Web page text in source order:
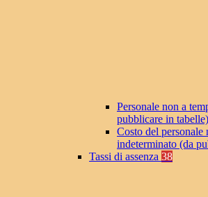
Personale non a
pubblicare in tabelle)
Costo del personale
indeterminato (da
Tassi di assenza 38